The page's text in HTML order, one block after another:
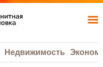
Недвижимость